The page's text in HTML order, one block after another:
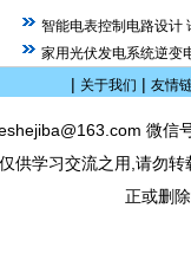
智能电表控制电路设计
家用光伏发电系统逆变
| 关于我们 | 友情
微
供学习交流之用,请勿
正或删